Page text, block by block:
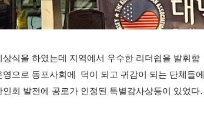
식을 하였는데 지역에서 우수한 리더쉽을 발휘함
으로 동포사회에 덕이 되고 귀감이 되는 단체들에
회 발전에 공로가 인정된 특별감사상등이 있었다.